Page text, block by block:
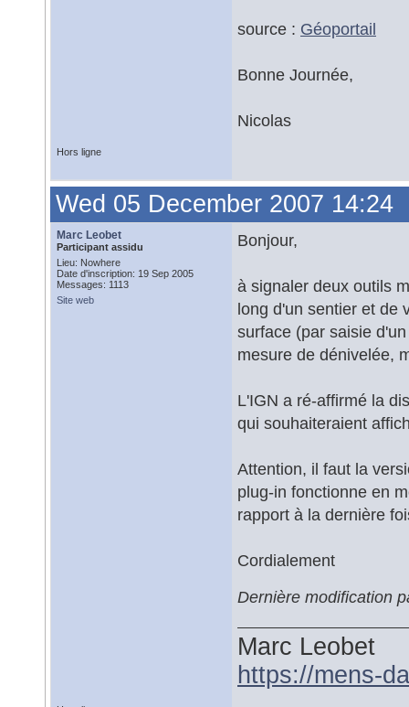
source : Géoportail
Bonne Journée,
Nicolas
Hors ligne
Wed 05 December 2007 14:24
Marc Leobet
Participant assidu
Lieu: Nowhere
Date d'inscription: 19 Sep 2005
Messages: 1113
Site web
Bonjour,
à signaler deux outils
long d'un sentier et de
surface (par saisie
mesure de dénivelée,
L'IGN a ré-affirmé la
qui souhaiteraient
Attention, il faut la
plug-in fonctionne en
rapport à la dernière
Cordialement
Dernière modification
Marc Leobet
https://mens-